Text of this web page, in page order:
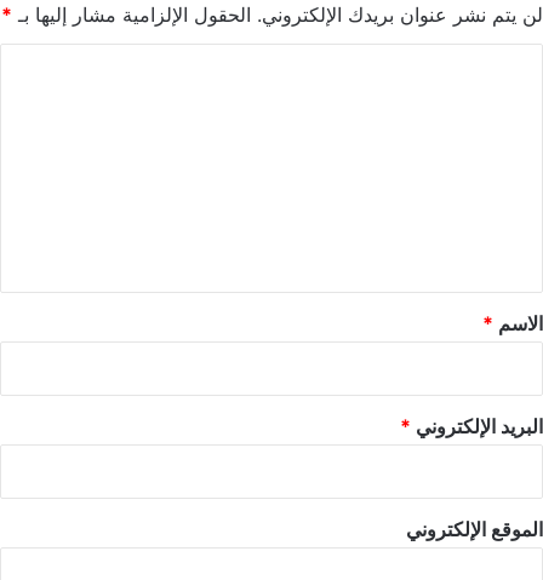
لن يتم نشر عنوان بريدك الإلكتروني. الحقول الإلزامية مشار إليها بـ *
*
الاسم *
البريد الإلكتروني *
الموقع الإلكتروني